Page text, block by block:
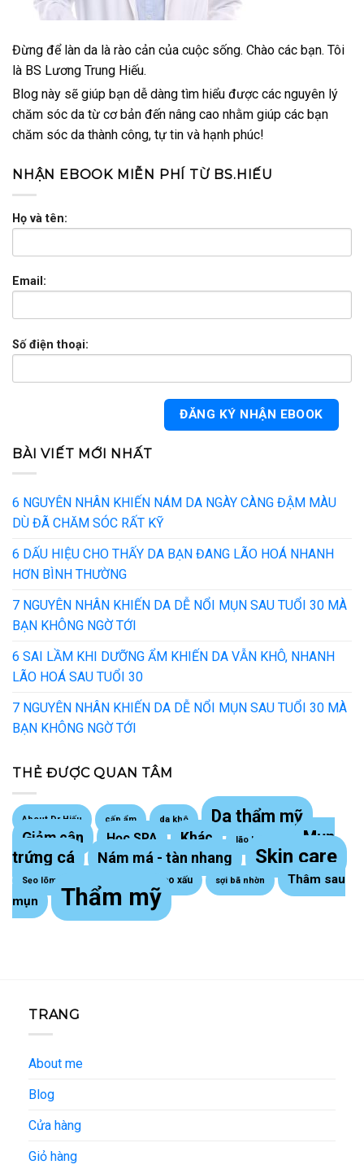
Đừng để làn da là rào cản của cuộc sống. Chào các bạn. Tôi
là BS Lương Trung Hiếu.
Blog này sẽ giúp bạn dễ dàng tìm hiểu được các nguyên lý
chăm sóc da từ cơ bản đến nâng cao nhằm giúp các bạn
chăm sóc da thành công, tự tin và hạnh phúc!
NHẬN EBOOK MIỄN PHÍ TỪ BS.HIẾU
Họ và tên:
Email:
Số điện thoại:
BÀI VIẾT MỚI NHẤT
6 NGUYÊN NHÂN KHIẾN NÁM DA NGÀY CÀNG ĐẬM MÀU
DÙ ĐÃ CHĂM SÓC RẤT KỸ
6 DẤU HIỆU CHO THẤY DA BẠN ĐANG LÃO HOÁ NHANH
HƠN BÌNH THƯỜNG
7 NGUYÊN NHÂN KHIẾN DA DỄ NỔI MỤN SAU TUỔI 30 MÀ
BẠN KHÔNG NGỜ TỚI
6 SAI LẦM KHI DƯỠNG ẨM KHIẾN DA VẪN KHÔ, NHANH
LÃO HOÁ SAU TUỔI 30
7 NGUYÊN NHÂN KHIẾN DA DỄ NỔI MỤN SAU TUỔI 30 MÀ
BẠN KHÔNG NGỜ TỚI
THẺ ĐƯỢC QUAN TÂM
About Dr Hiếu cấp ẩm da khô Da thẩm mỹ
Giảm cân Học SPA Khác lão hoá da
Mụn
trứng cá
Nám má - tàn nhang Skin care
Sẹo lõm trứng cá Sẹo lồi - sẹo xấu sợi bã nhờn
Thâm sau
mụn
Thẩm mỹ
TRANG
About me
Blog
Cửa hàng
Giỏ hàng